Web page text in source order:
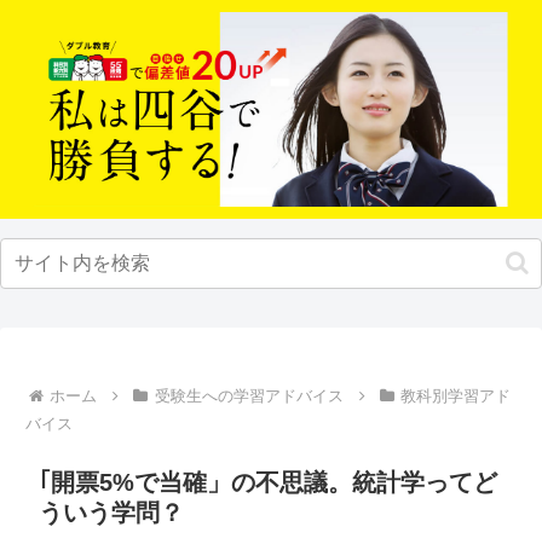
ホーム 受験生への学習アドバイス
教科別学習アド
バイス
｢開票5%で当確」の不思議。統計学ってど
ういう学問？